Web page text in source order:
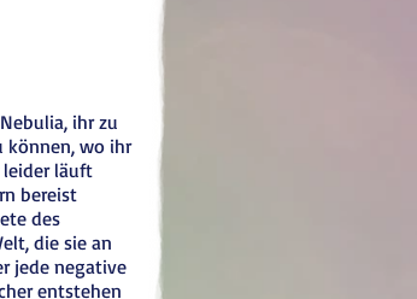
ihr zu
können, wo ihr
leider läuft
bereist
des
die sie an
jede negative
entstehen